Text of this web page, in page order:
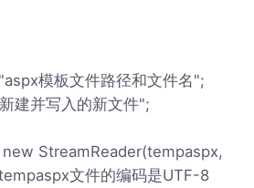
模板文件路径和文件名";
建并写入的新文件";
StreamReader(tempaspx,
文件的编码是UTF-8